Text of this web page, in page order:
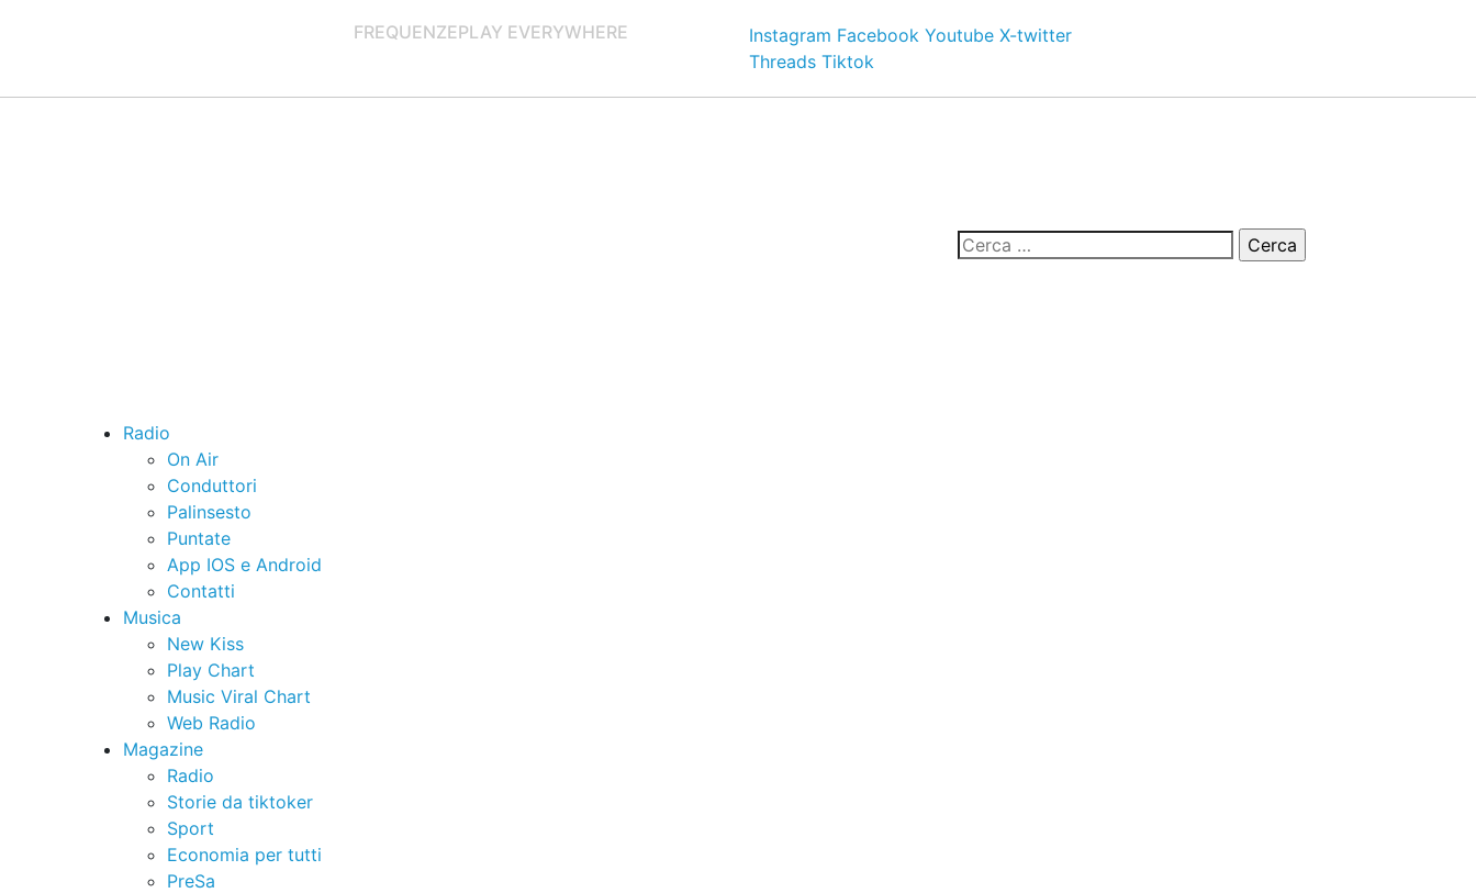
FREQUENZEPLAY EVERYWHERE Instagram Facebook Youtube X-twitter
Threads Tiktok
Radio
On Air
Conduttori
Palinsesto
Puntate
App IOS e Android
Contatti
Musica
New Kiss
Play Chart
Music Viral Chart
Web Radio
Magazine
Radio
Storie da tiktoker
Sport
Economia per tutti
PreSa